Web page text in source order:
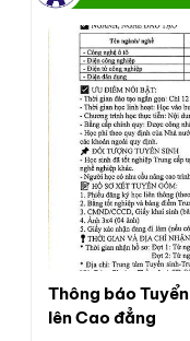
Thông báo
lên Cao đẳng